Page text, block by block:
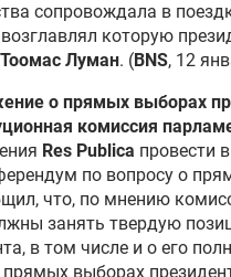
сопровождала в
которую
Тоомас Луман. (BNS, 12
о прямых выборах
комиссия
Res Publica провести
по вопросу о
что, по мнению
занять твердую
в том числе и о его
прямых выборах